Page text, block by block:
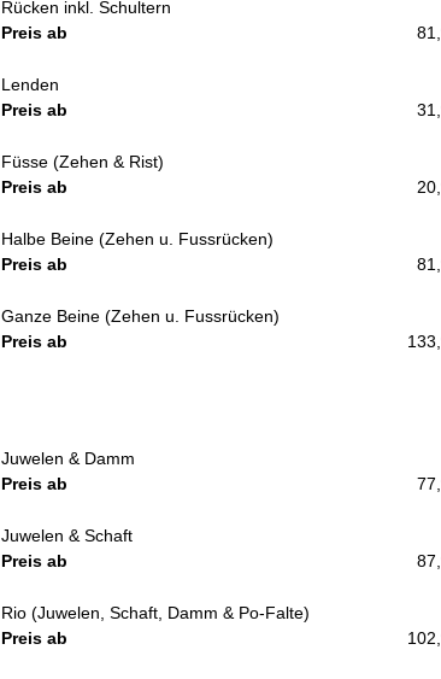
Rücken inkl. Schultern
Preis ab
Lenden
Preis ab
Füsse (Zehen & Rist)
Preis ab
Halbe Beine (Zehen u. Fussrücken)
Preis ab
Ganze Beine (Zehen u. Fussrücken)
Preis ab
Juwelen & Damm
Preis ab
Juwelen & Schaft
Preis ab
Rio (Juwelen, Schaft, Damm & Po-Falte)
Preis ab